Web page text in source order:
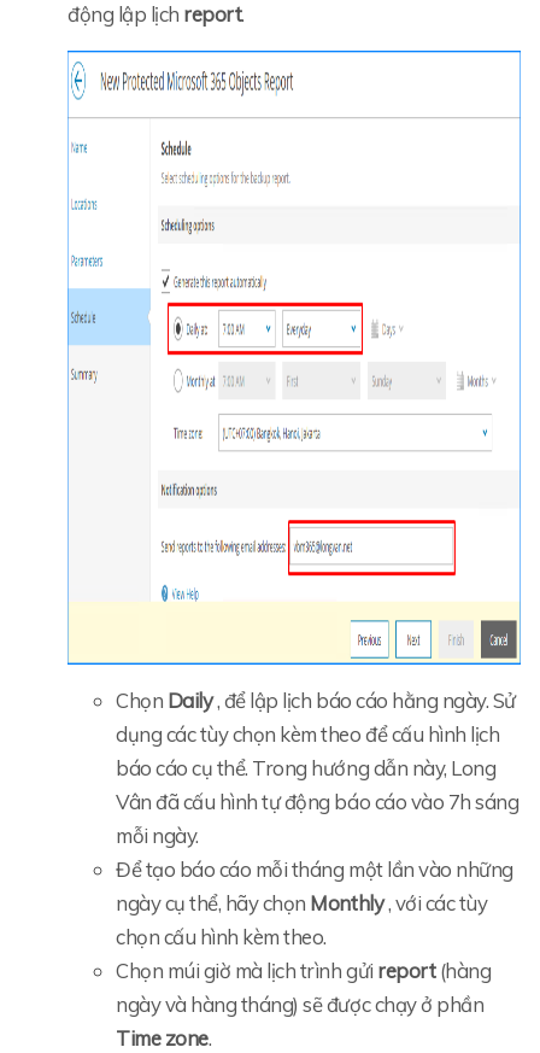
động lập lịch report.
Chọn Daily, để lập lịch báo cáo hằng ngày.Sử
dụng các tùy chọn kèm theo để cấu hình lịch
báo cáo cụ thể. Trong hướng dẫn này, Long
Vân đã cấu hình tự động báo cáo vào 7h sáng
mỗi ngày.
Để tạo báo cáo mỗi tháng một lần vào những
ngày cụ thể, hãy chọn Monthly, với các tùy
chọn cấu hình kèm theo.
Chọn múi giờ mà lịch trình gửi report(hàng
ngày và hàng tháng) sẽ được chạy ở phần
Time zone.